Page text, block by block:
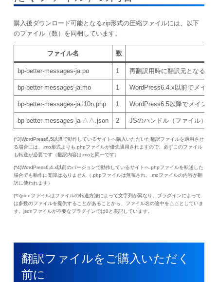
購入後ダウンロード可能となるzip形式の圧縮ファイルには、以下
のファイル（数）を同梱しています。
ファイル名 数
bp-better-messages-ja.po 1 再翻訳用時に翻訳元となるフ
bp-better-messages-ja.mo 1 WordPress6.4.x以前でメイン
bp-better-messages-ja.l10n.php 1 WordPress6.5以降でメインと
bp-better-messages-ja-△△.json 2 JSのハンドル（ファイル）ご
(*3)WordPress6.5以降で動作しているサイトへ購入いただいた翻訳ファイルを適用させ
る場合には、.mo形式よりも.phpファイルが優先適用されますので、必ずこのファイル
も転送が必要です（翻訳内容は.moと同一です）
(*4)WordPress6.4.x以前のバージョンで動作しているサイトへ.phpファイルを転送した
場合でも動作に支障はありません（.phpファイルは無視され、.moファイルの内容が翻
訳に使われます）
(*5)jsonファイルはファイルの転送方法によって文字列が異なり、プラグインによって
は多数のファイルを提供することがあることから、ファイル名の途中を△△としていま
す。jsonファイルが不要なプラグインでは0と表記しています。
翻訳ファイルをご購入いただく
前に